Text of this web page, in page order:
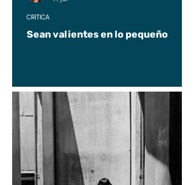
Sean valientes en lo pequeño
CRÍTICA